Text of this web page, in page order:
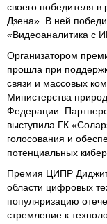
своего победителя
Дзена». В ней
«Видеоаналитика с
Организатором
прошла при
связи и массовых
Министерства
Федерации.
выступила ГК
голосования и
потенциальных
Премия ЦИПР
области цифровых
популяризацию
стремление к